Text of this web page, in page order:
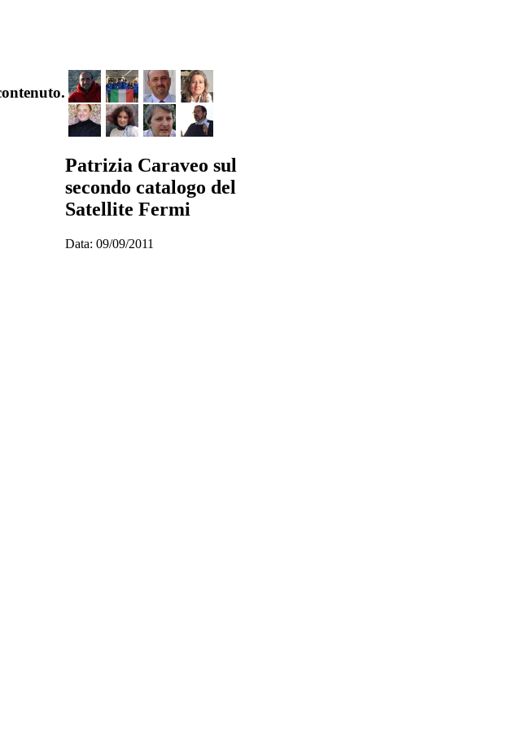
Patrizia Caraveo sul
secondo catalogo del
Satellite Fermi
Data: 09/09/2011